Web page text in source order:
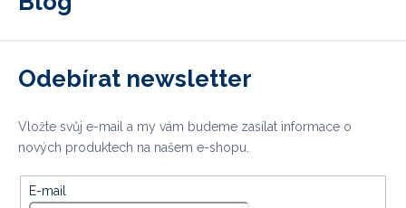
Odebírat newsletter
Vložte svůj e-mail a my vám budeme zasílat informace o
nových produktech na našem e-shopu.
E-mail